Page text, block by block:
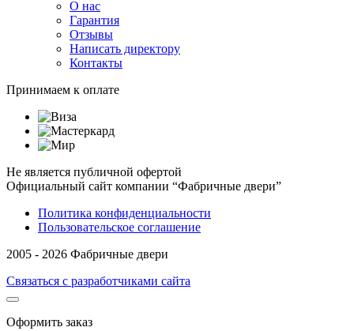
О нас
Гарантия
Отзывы
Написать директору
Контакты
Принимаем к оплате
Не является публичной офертой
Официальный сайт компании “Фабричные двери”
Политика конфиденциальности
Пользовательское соглашение
2005 - 2026 Фабричные двери
Связаться с разработчиками сайта
Оформить заказ